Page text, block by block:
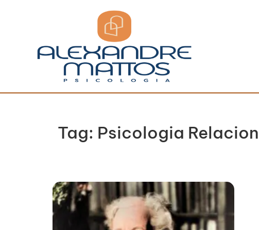
Tag: Psicologia